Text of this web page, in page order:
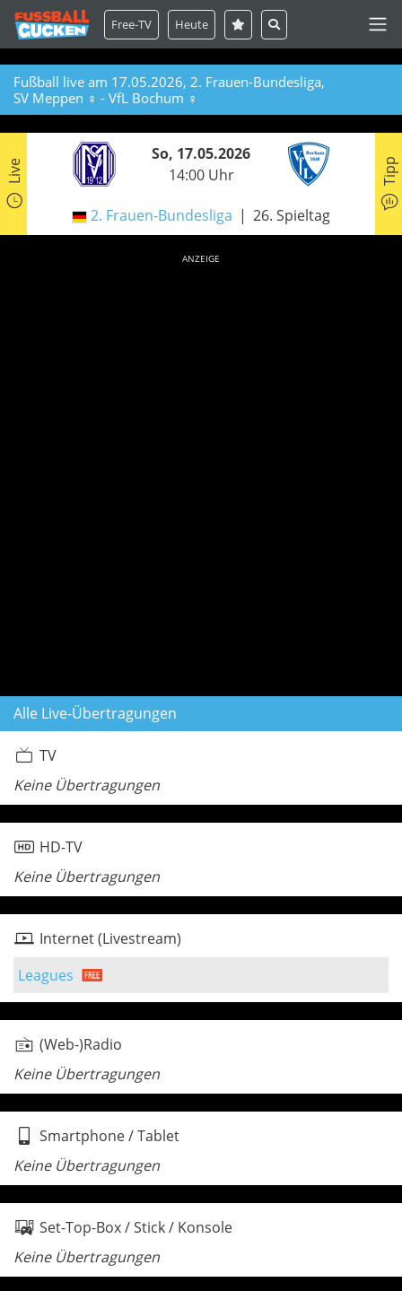
Free-TV Heute
Fußball live am 17.05.2026, 2. Frauen-Bundesliga,
SV Meppen ♀ - VfL Bochum ♀
Live
So, 17.05.2026
14:00 Uhr
2. Frauen-Bundesliga 26. Spieltag
Tipp
ANZEIGE
Alle Live-Übertragungen
TV
Keine Übertragungen
HD-TV
Keine Übertragungen
Internet (Livestream)
Leagues
(Web-)Radio
Keine Übertragungen
Smartphone / Tablet
Keine Übertragungen
Set-Top-Box / Stick / Konsole
Keine Übertragungen